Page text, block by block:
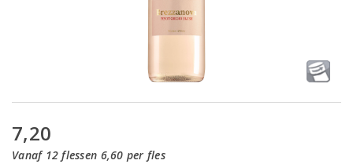
7,20
Vanaf 12 flessen 6,60 per fles